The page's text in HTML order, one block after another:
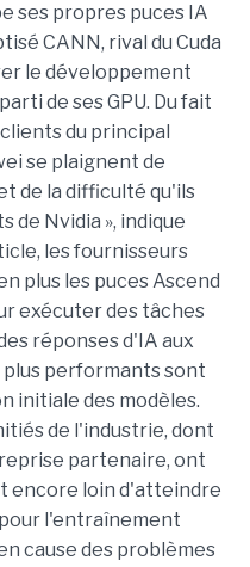
ses propres puces IA
CANN, rival du Cuda
le développement
de ses GPU. Du fait
du principal
se plaignent de
de la difficulté qu'ils
de Nvidia », indique
les fournisseurs
plus les puces Ascend
exécuter des tâches
réponses d'IA aux
performants sont
initiale des modèles.
de l'industrie, dont
partenaire, ont
encore loin d'atteindre
pour l'entraînement
cause des problèmes